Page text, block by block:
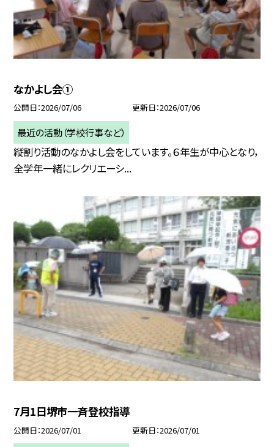
なかよし会①
公開日 2026/07/06 更新日 2026/07/06
最近の活動（学校行事など）
縦割り活動のなかよし会をしています。６年生が中心となり，
全学年一緒にレクリエーシ...
7月1日堺市一斉登校指導
公開日 2026/07/01 更新日 2026/07/01